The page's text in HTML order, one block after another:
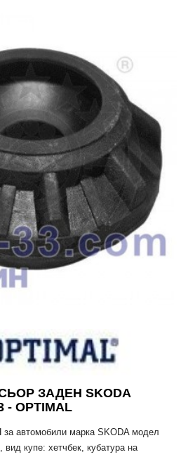
ЗАДЕН SKODA
- OPTIMAL
марка SKODA модел
купе: хетчбек, кубатура на